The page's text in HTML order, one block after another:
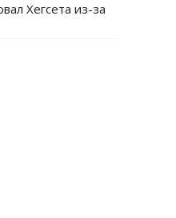
Хегсета из-за